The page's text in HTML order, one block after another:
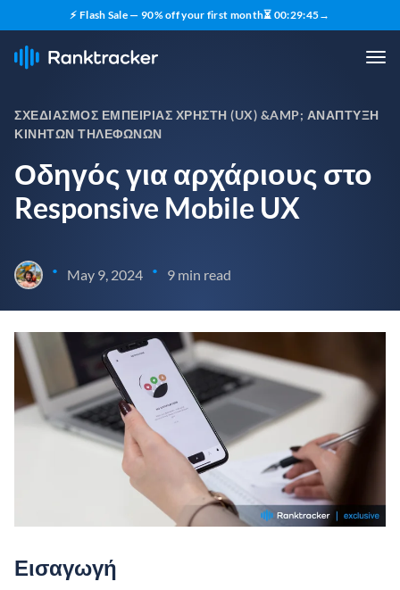
⚡ Flash Sale — 90% off your first month⏳ 00:29:43→
ΣΧΕΔΙΑΣΜΌΣ ΕΜΠΕΙΡΊΑΣ ΧΡΉΣΤΗ (UX) &AMP; ΑΝΆΠΤΥΞΗ
ΚΙΝΗΤΏΝ ΤΗΛΕΦΏΝΩΝ
Οδηγός για αρχάριους στο
Responsive Mobile UX
• May 9, 2024 • 9 min read
Εισαγωγή